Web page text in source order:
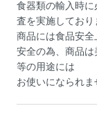
食器類の輸入時
査を実施しており
商品には食品安全
安全の為、商品
等の用途には
お使いになられま